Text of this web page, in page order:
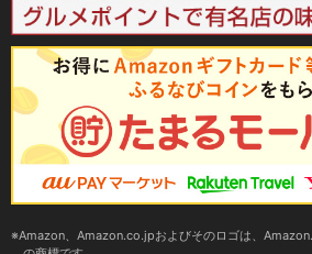
Amazon、Amazon.co.jpおよびそのロゴは、